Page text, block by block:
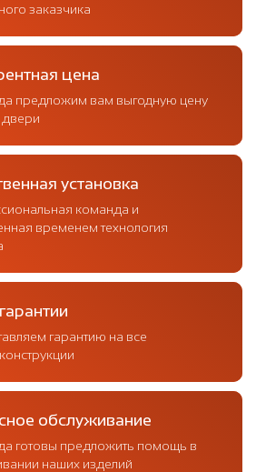
заказчика
цена
предложим вам выгодную цену
установка
команда и
временем технология
гарантию на все
обслуживание
готовы предложить помощь в
наших изделий